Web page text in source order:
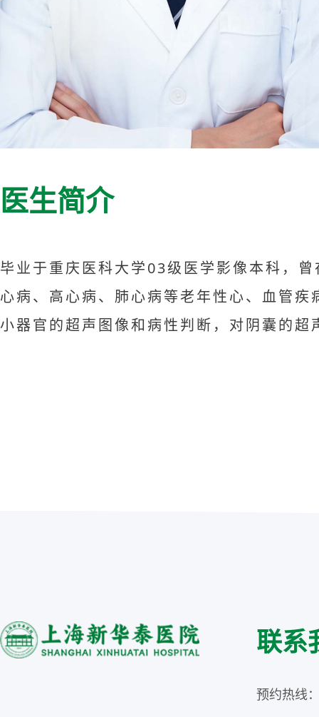
医生简介
毕业于重庆医科大学03级医学影像本科，
心病、高心病、肺心病等老年性心、血管
小器官的超声图像和病性判断，对阴囊的
联系
预约热线